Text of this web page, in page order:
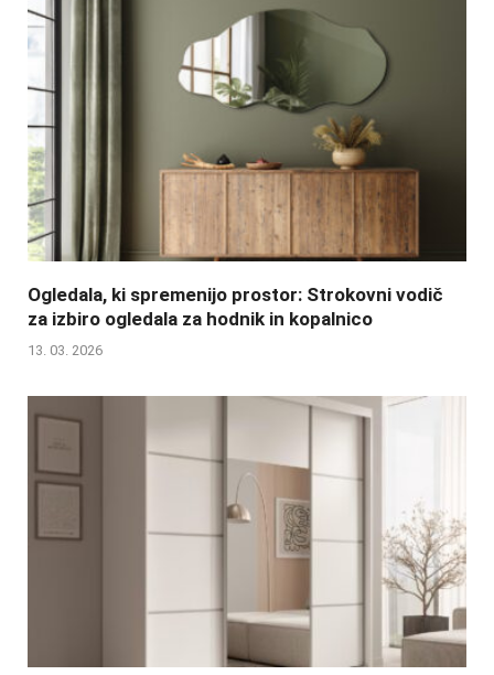
Ogledala, ki spremenijo prostor: Strokovni vodič
za izbiro ogledala za hodnik in kopalnico
13. 03. 2026